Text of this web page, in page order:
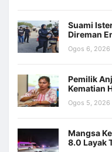
Suami
Direman
Ogos 6, 2026
Pemilik
Kematian
Ogos 5, 2026
Mangsa
8.0 Layak